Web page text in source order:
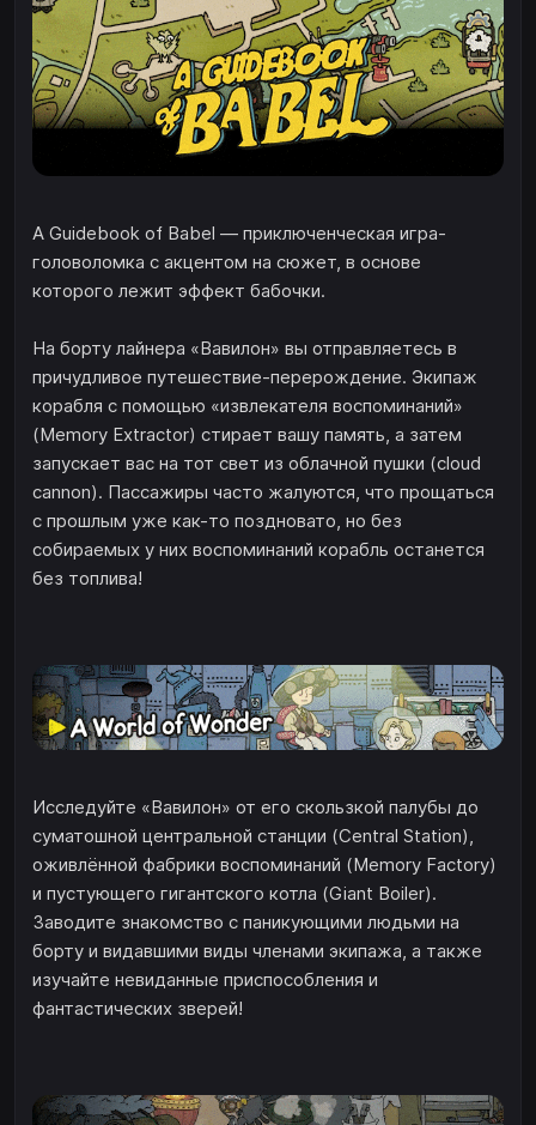
A Guidebook of Babel — приключенческая игра-
головоломка с акцентом на сюжет, в основе
которого лежит эффект бабочки.
На борту лайнера «Вавилон» вы отправляетесь в
причудливое путешествие-перерождение. Экипаж
корабля с помощью «извлекателя воспоминаний»
(Memory Extractor) стирает вашу память, а затем
запускает вас на тот свет из облачной пушки (cloud
cannon). Пассажиры часто жалуются, что прощаться
с прошлым уже как-то поздновато, но без
собираемых у них воспоминаний корабль останется
без топлива!
Исследуйте «Вавилон» от его скользкой палубы до
суматошной центральной станции (Central Station),
оживлённой фабрики воспоминаний (Memory Factory)
и пустующего гигантского котла (Giant Boiler).
Заводите знакомство с паникующими людьми на
борту и видавшими виды членами экипажа, а также
изучайте невиданные приспособления и
фантастических зверей!